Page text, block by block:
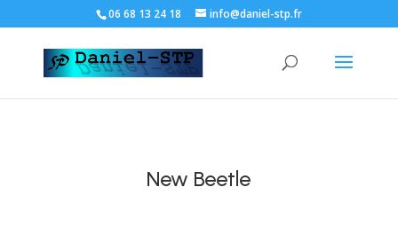
06 68 13 24 18 info@daniel-stp.fr
New Beetle